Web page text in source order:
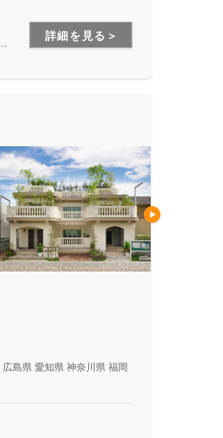
詳細を見る＞
広島県 愛知県 神奈川県 福岡